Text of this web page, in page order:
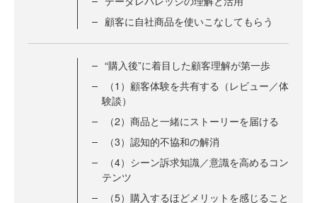
顧客に自社商品を使いこなしてもらう
“購入後”に着目した顧客理解が第一歩
（1）顧客体験を共有する（レビュー／体
験談）
（2）商品と一緒にストーリーを届ける
（3）認知的不協和の解消
（4）シーン訴求知識／意識を高めるコン
テンツ
（5）購入するほどメリットを感じること